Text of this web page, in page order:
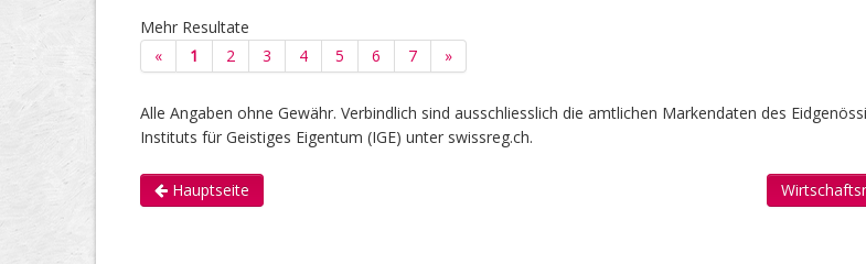
Mehr Resultate
«
1 2 3 4 5 6 7 »
Alle Angaben ohne Gewähr. Verbindlich sind ausschliesslich die amtlichen Markendaten des
Instituts für Geistiges Eigentum (IGE) unter swissreg.ch.
Hauptseite